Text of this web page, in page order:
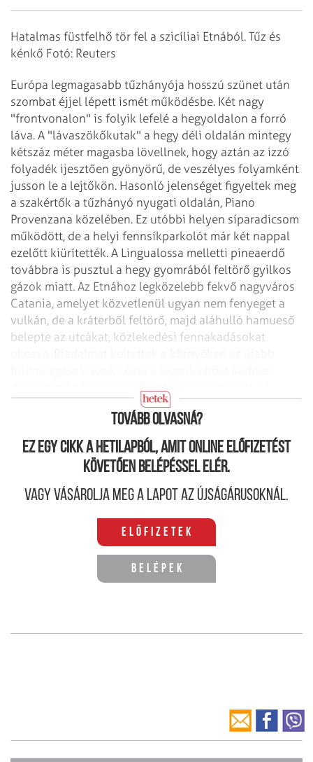
Hatalmas füstfelhő tör fel a szicíliai Etnából. Tűz és
kénkő Fotó: Reuters
Európa legmagasabb tűzhányója hosszú szünet után
szombat éjjel lépett ismét működésbe. Két nagy
"frontvonalon" is folyik lefelé a hegyoldalon a forró
láva. A "lávaszökőkutak" a hegy déli oldalán mintegy
kétszáz méter magasba lövellnek, hogy aztán az izzó
folyadék ijesztően gyönyörű, de veszélyes folyamként
jusson le a lejtőkön. Hasonló jelenséget figyeltek meg
a szakértők a tűzhányó nyugati oldalán, Piano
Provenzana közelében. Ez utóbbi helyen síparadicsom
működött, de a helyi fennsíkparkolót már két nappal
ezelőtt kiürítették. A Lingualossa melletti pineaerdő
továbbra is pusztul a hegy gyomrából feltörő gyilkos
gázok miatt. Az Etnához legközelebb fekvő nagyváros
Catania, amelyet közvetlenül ugyan nem fenyeget a
vulkán, de a kráterből feltörő, majd aláhulló hamueső
belepte az utcákat, közlekedési fennakadásokat
Tovább olvasná?
Ez egy cikk a hetilapból, amit online előfizetést
követően belépéssel elér.
Vagy vásárolja meg a lapot az újságárusoknál.
Előfizetek
Belépek